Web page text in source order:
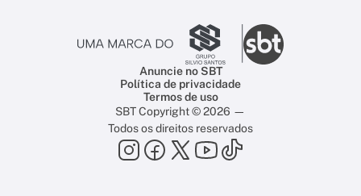
Anuncie no SBT
Política de privacidade
Termos de uso
SBT Copyright © 2026 —
Todos os direitos reservados